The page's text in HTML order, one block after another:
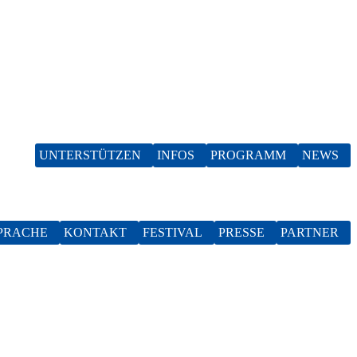
NEWS
PROGRAMM
INFOS
UNTERSTÜTZEN
PARTNER
PRESSE
FESTIVAL
KONTAKT